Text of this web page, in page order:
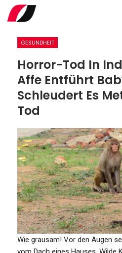
GESUNDHEIT
Horror-Tod In
Affe Entführt
Schleudert Es
Tod
Wie grausam! Vor den Augen